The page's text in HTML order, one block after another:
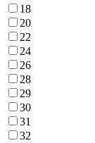
18
20
22
24
26
28
29
30
31
32